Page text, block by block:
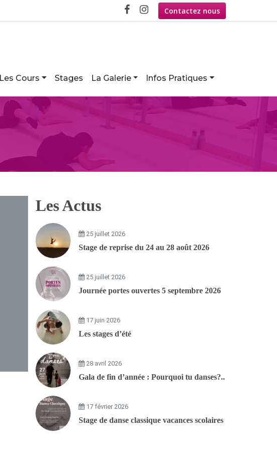
Contactez nous
Les Cours Stages La Galerie Infos Pratiques
Les Actus
25 juillet 2026
Stage de reprise du 24 au 28 août 2026
25 juillet 2026
Journée portes ouvertes 5 septembre 2026
17 juin 2026
Les stages d’été
28 avril 2026
Gala de fin d’année : Pourquoi tu danses?..
17 février 2026
Stage de danse classique vacances scolaires